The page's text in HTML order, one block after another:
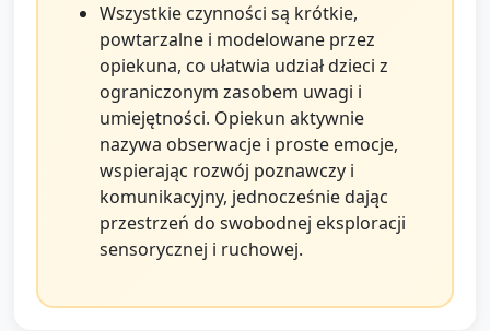
Wszystkie czynności są krótkie,
powtarzalne i modelowane przez
opiekuna, co ułatwia udział dzieci z
ograniczonym zasobem uwagi i
umiejętności. Opiekun aktywnie
nazywa obserwacje i proste emocje,
wspierając rozwój poznawczy i
komunikacyjny, jednocześnie dając
przestrzeń do swobodnej eksploracji
sensorycznej i ruchowej.